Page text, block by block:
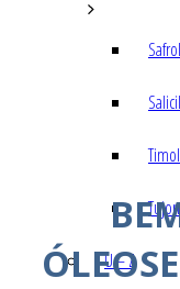
Safrol
Timol
U – Z